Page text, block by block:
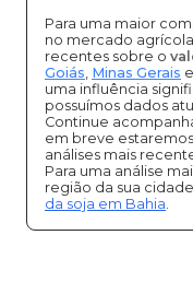
Para uma maior
no mercado
recentes sobre o
Goiás, Minas Gerais e
uma influência
possuímos dados
Continue
em breve
análises mais
Para uma análise
região da sua
da soja em Bahia.